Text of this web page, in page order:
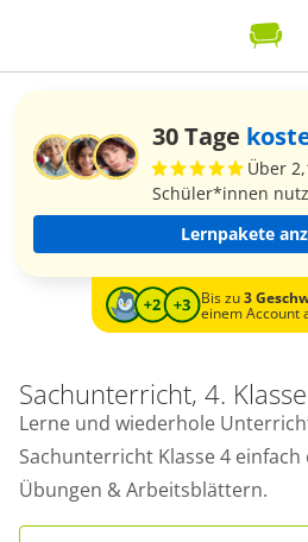
30 Tage
Über
Schüler*innen
Lernpakete
Bis zu3
einem Account
Sachunterricht, 4. Klasse
Lerne und wiederhole
Sachunterricht Klasse 4
Übungen & Arbeitsblättern.